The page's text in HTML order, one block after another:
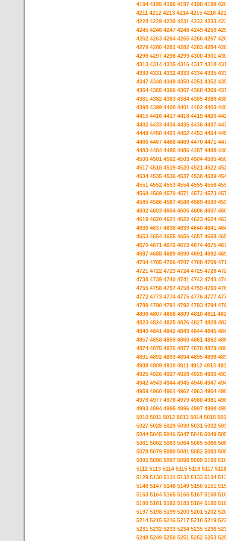
4194 4195 4196 4197 4198 4199
4211 4212 4213 4214 4215 4216
4228 4229 4230 4231 4232 4233
4245 4246 4247 4248 4249 4250
4262 4263 4264 4265 4266 4267
4279 4280 4281 4282 4283 4284
4296 4297 4298 4299 4300 4301
4313 4314 4315 4316 4317 4318
4330 4331 4332 4333 4334 4335
4347 4348 4349 4350 4351 4352
4364 4365 4366 4367 4368 4369
4381 4382 4383 4384 4385 4386
4398 4399 4400 4401 4402 4403
4415 4416 4417 4418 4419 4420
4432 4433 4434 4435 4436 4437
4449 4450 4451 4452 4453 4454
4466 4467 4468 4469 4470 4471
4483 4484 4485 4486 4487 4488
4500 4501 4502 4503 4504 4505
4517 4518 4519 4520 4521 4522
4534 4535 4536 4537 4538 4539
4551 4552 4553 4554 4555 4556
4568 4569 4570 4571 4572 4573
4585 4586 4587 4588 4589 4590
4602 4603 4604 4605 4606 4607
4619 4620 4621 4622 4623 4624
4636 4637 4638 4639 4640 4641
4653 4654 4655 4656 4657 4658
4670 4671 4672 4673 4674 4675
4687 4688 4689 4690 4691 4692
4704 4705 4706 4707 4708 4709
4721 4722 4723 4724 4725 4726
4738 4739 4740 4741 4742 4743
4755 4756 4757 4758 4759 4760
4772 4773 4774 4775 4776 4777
4789 4790 4791 4792 4793 4794
4806 4807 4808 4809 4810 4811
4823 4824 4825 4826 4827 4828
4840 4841 4842 4843 4844 4845
4857 4858 4859 4860 4861 4862
4874 4875 4876 4877 4878 4879
4891 4892 4893 4894 4895 4896
4908 4909 4910 4911 4912 4913
4925 4926 4927 4928 4929 4930
4942 4943 4944 4945 4946 4947
4959 4960 4961 4962 4963 4964
4976 4977 4978 4979 4980 4981
4993 4994 4995 4996 4997 4998
5010 5011 5012 5013 5014 5015
5027 5028 5029 5030 5031 5032
5044 5045 5046 5047 5048 5049
5061 5062 5063 5064 5065 5066
5078 5079 5080 5081 5082 5083
5095 5096 5097 5098 5099 5100
5112 5113 5114 5115 5116 5117 5118
5129 5130 5131 5132 5133 5134
5146 5147 5148 5149 5150 5151
5163 5164 5165 5166 5167 5168
5180 5181 5182 5183 5184 5185
5197 5198 5199 5200 5201 5202
5214 5215 5216 5217 5218 5219
5231 5232 5233 5234 5235 5236
5248 5249 5250 5251 5252 5253